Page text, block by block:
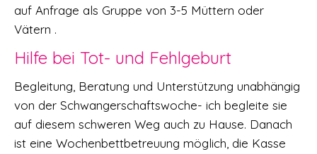
auf Anfrage als Gruppe von 3-5 Müttern oder
Vätern .
Hilfe bei Tot- und Fehlgeburt
Begleitung, Beratung und Unterstützung unabhängig
von der Schwangerschaftswoche- ich begleite sie
auf diesem schweren Weg auch zu Hause. Danach
ist eine Wochenbettbetreuung möglich, die Kasse